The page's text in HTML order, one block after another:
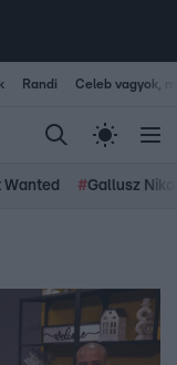
Randi Celeb vagyok,
Wanted #Gallusz